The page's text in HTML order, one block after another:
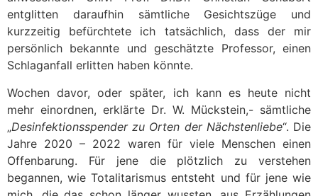
entglitten daraufhin sämtliche Gesichtszüge und
kurzzeitig befürchtete ich tatsächlich, dass der mir
persönlich bekannte und geschätzte Professor, einen
Schlaganfall erlitten haben könnte.
Wochen davor, oder später, ich kann es heute nicht
mehr einordnen, erklärte Dr. W. Mückstein,- sämtliche
„Desinfektionsspender zu Orten der Nächstenliebe“. Die
Jahre 2020 – 2022 waren für viele Menschen einen
Offenbarung. Für jene die plötzlich zu verstehen
begannen, wie Totalitarismus entsteht und für jene wie